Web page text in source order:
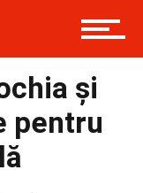
și
pentru